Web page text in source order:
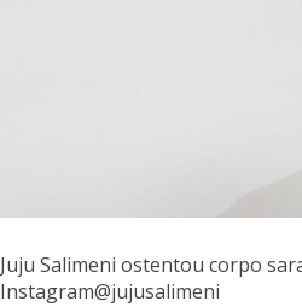
Juju Salimeni ostentou corpo
Instagram@jujusalimeni